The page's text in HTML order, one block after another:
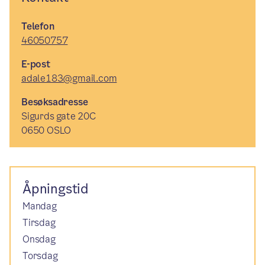
Telefon
46050757
E-post
adale183@gmail.com
Besøksadresse
Sigurds gate 20C
0650 OSLO
Åpningstid
Mandag
Tirsdag
Onsdag
Torsdag